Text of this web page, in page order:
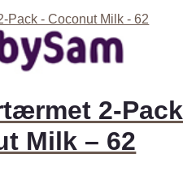
2-Pack
Milk – 62